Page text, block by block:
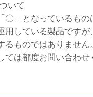
いて
〇」となっているもの
用している製品ですが
るものではありません
ては都度お問い合わせ